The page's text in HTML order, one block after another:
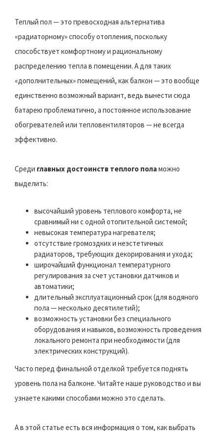
Теплый пол — это превосходная альтернатива
«радиаторному» способу отопления, поскольку
способствует комфортному и рациональному
распределению тепла в помещении. А для таких
«дополнительных» помещений, как балкон — это вообще
единственно возможный вариант, ведь вынести сюда
батарею проблематично, а постоянное использование
обогревателей или тепловентиляторов — не всегда
эффективно.
Среди главных достоинств теплого поламожно
выделить:
высочайший уровень теплового комфорта, не
сравнимый ни с одной отопительной системой;
невысокая температура нагревателя;
отсутствие громоздких и неэстетичных
радиаторов, требующих декорирования и ухода;
широчайший функционал температурного
регулирования за счет установки датчиков и
автоматики;
длительный эксплуатационный срок (для водяного
пола — несколько десятилетий);
возможность установки без специального
оборудования и навыков, возможность проведения
локального ремонта при необходимости (для
электрических конструкций).
Часто перед финальной отделкой требуется поднять
уровень пола на балконе. Читайте наше руководство и вы
узнаете какими способами можно это сделать.
А в этой статье есть вся информация о том, как выбрать